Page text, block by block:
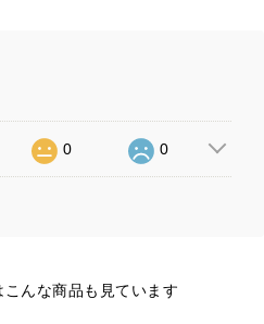
0 0
んな商品も見ています